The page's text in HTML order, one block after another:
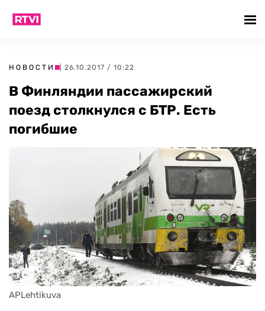
НОВОСТИ | 26.10.2017 / 10:22
В Финляндии пассажирский
поезд столкнулся с БТР. Есть
погибшие
APLehtikuva